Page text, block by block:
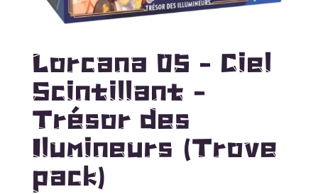
Lorcana 05 – Ciel
Scintillant –
Trésor des
Ilumineurs (Trove
pack)